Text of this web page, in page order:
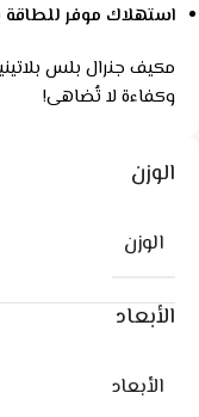
استهلاك موفر للطاقة
وكفاءة لا تُضاهى!
الوزن
الوزن
الأبعاد
الأبعاد